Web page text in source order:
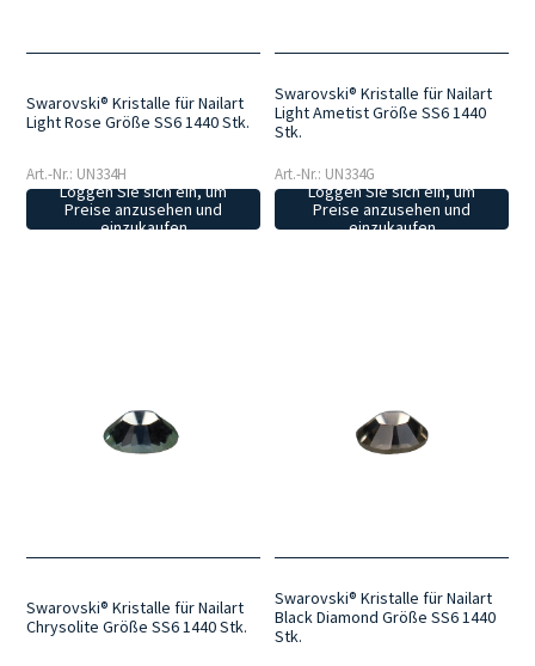
Swarovski® Kristalle für Nailart
Light Rose Größe SS6 1440 Stk.
Art.-Nr.: UN334H
Loggen Sie sich ein, um
Preise anzusehen und
einzukaufen
Swarovski® Kristalle für Nailart
Light Ametist Größe SS6 1440
Stk.
Art.-Nr.: UN334G
Loggen Sie sich ein, um
Preise anzusehen und
einzukaufen
Swarovski® Kristalle für Nailart
Chrysolite Größe SS6 1440 Stk.
Swarovski® Kristalle für Nailart
Black Diamond Größe SS6 1440
Stk.